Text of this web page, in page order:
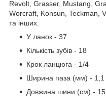
Revolt, Grasser, Mustang,
Worcraft, Konsun, Teckman,
та інших.
У ланок - 37
Кількість зубів - 18
Крок ланцюга - 1/4
Ширина паза (мм) - 1,1
Довжина шини (см) -